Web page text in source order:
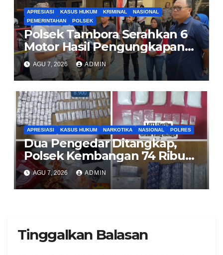
APRESIASI KASUS HUKUM KRIMINAL
NASIONAL
PEMERINTAHAN
POLSEK
Polsek Tambora Serahkan 6
Motor Hasil Pengungkapan
Kasus Curanmor Kepada
Pemilik Yang sah
AGU 7, 2026 ADMIN
APRESIASI KASUS HUKUM NARKOTIKA NASIONAL POLRES
Dua Pengedar Ditangkap,
Polsek Kembangan 74 Ribu
Obat Keras, Sabu Hingga
Puluhan Vape Etomidate
Diamankan
AGU 7, 2026 ADMIN
Tinggalkan Balasan